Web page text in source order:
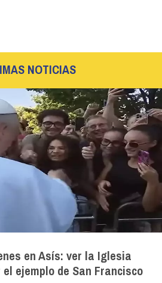
NOTICIAS
en Asís: ver la Iglesia
ejemplo de San Francisco